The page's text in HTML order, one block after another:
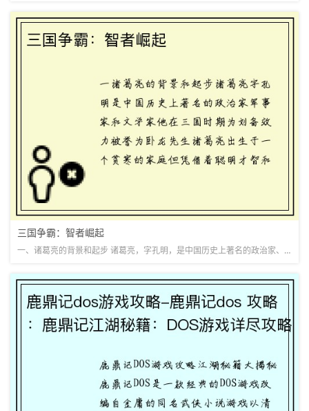
三国争霸：智者崛起
一、诸葛亮的背景和起步 诸葛亮，字孔明，是中国历史上著名的政治家、军事家和文学家，他在三国时期为刘备效力，被誉为“卧龙先生”。诸葛亮出生于一个贫寒的家庭，但凭借着聪明才智和勤奋努力，逐渐崭露头角。在刘...